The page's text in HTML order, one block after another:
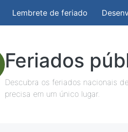
Lembrete de feriado
Feriados
Descubra os feriados nacionais
precisa em um único lugar.